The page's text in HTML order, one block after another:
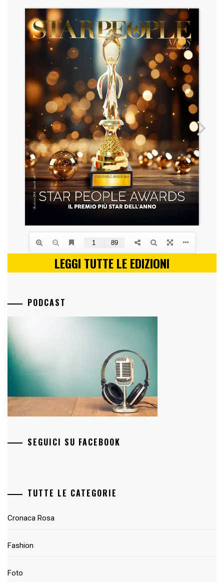
LEGGI TUTTE LE EDIZIONI
PODCAST
SEGUICI SU FACEBOOK
TUTTE LE CATEGORIE
Cronaca Rosa
Fashion
Foto